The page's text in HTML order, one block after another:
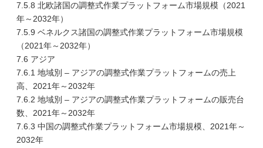
7.5.8 北欧諸国の調整式作業プラットフォーム市場規模（2021
年～2032年）
7.5.9 ベネルクス諸国の調整式作業プラットフォーム市場規模
（2021年～2032年）
7.6 アジア
7.6.1 地域別 – アジアの調整式作業プラットフォームの売上
高、2021年～2032年
7.6.2 地域別 – アジアの調整式作業プラットフォームの販売台
数、2021年～2032年
7.6.3 中国の調整式作業プラットフォーム市場規模、2021年～
2032年